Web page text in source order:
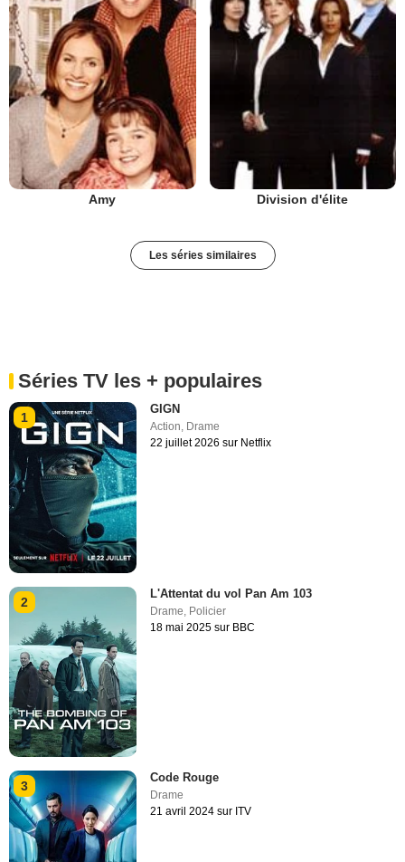
Amy Division d'élite
Les séries similaires
Séries TV les + populaires
1
GIGN
Action, Drame
22 juillet 2026 sur Netflix
2
L'Attentat du vol Pan Am 103
Drame Policier
18 mai 2025 sur BBC
3
Code Rouge
Drame
21 avril 2024 sur ITV